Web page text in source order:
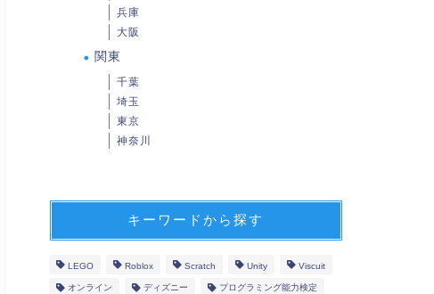
兵庫
大阪
関東
千葉
埼玉
東京
神奈川
キーワードから探す
LEGO Roblox Scratch Unity Viscuit
オンライン ディズニー プログラミング能力検定